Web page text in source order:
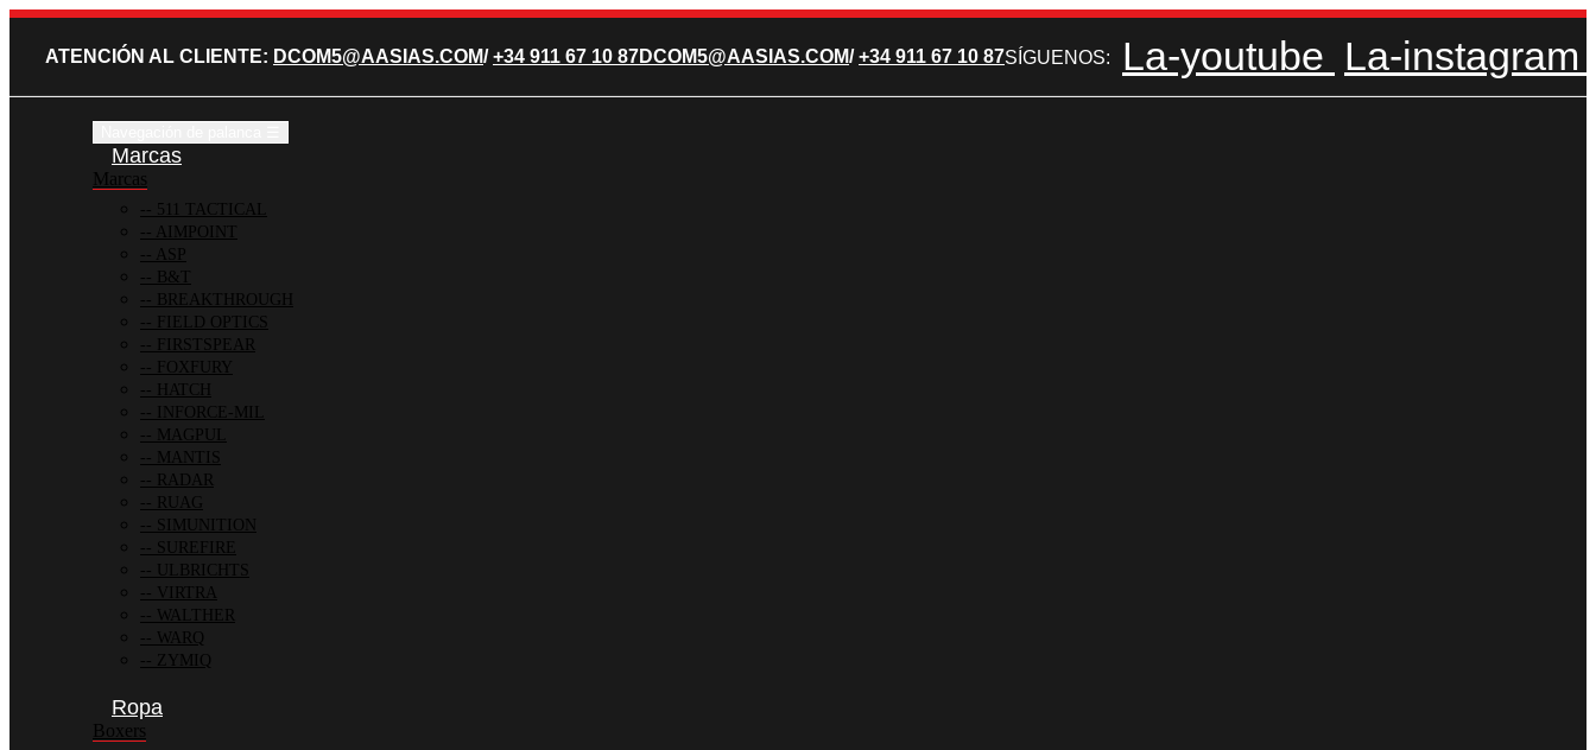
ATENCIÓN AL CLIENTE: DCOM5@AASIAS.COM/+34 911 67 10 87DCOM5@AASIAS.COM/+34 911 67 10 87SÍGUENOS: La-youtube La-instagram
Marcas
Marcas
511 TACTICAL
AIMPOINT
ASP
B&T
BREAKTHROUGH
FIELD OPTICS
FIRSTSPEAR
FOXFURY
HATCH
INFORCE-MIL
MAGPUL
MANTIS
RADAR
RUAG
SIMUNITION
SUREFIRE
ULBRICHTS
VIRTRA
WALTHER
WARQ
ZYMIQ
Ropa
Boxers